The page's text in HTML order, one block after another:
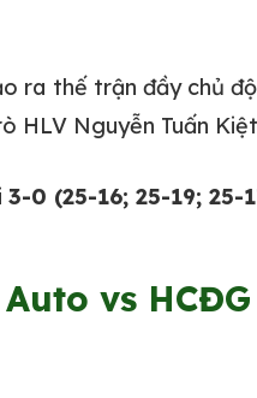
ra thế trận đầy chủ
HLV Nguyễn Tuấn
3-0 (25-16; 25-19; 25-
vs